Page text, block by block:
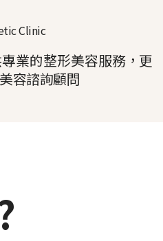
Clinic
業的整形美容服務，更
容諮詢顧問